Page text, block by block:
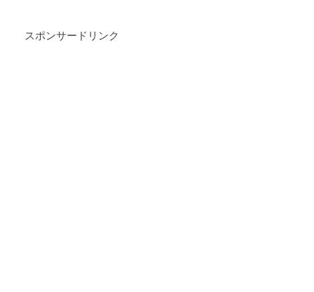
スポンサードリンク